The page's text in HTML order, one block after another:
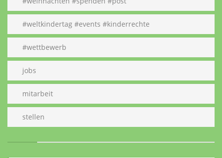
#weltkindertag #events #kinderrechte
#wettbewerb
jobs
mitarbeit
stellen